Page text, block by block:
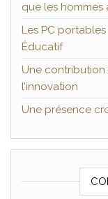
que les hommes
Les PC
Éducatif
Une contribution
l’innovation
Une présence